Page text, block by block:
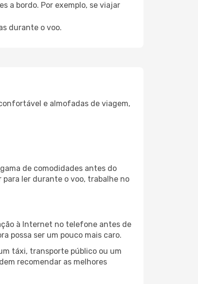
a bordo. Por exemplo, se viajar
durante o voo.
e almofadas de viagem,
de comodidades antes do
ler durante o voo, trabalhe no
à Internet no telefone antes de
possa ser um pouco mais caro.
táxi, transporte público ou um
recomendar as melhores